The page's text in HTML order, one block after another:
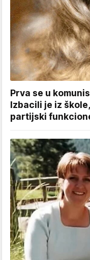
Prva se u
Izbacili je iz
partijski